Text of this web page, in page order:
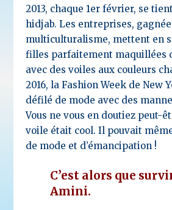
2013, chaque 1er février, se
hidjab. Les entreprises,
multiculturalisme, mettent en
filles parfaitement maquillées
avec des voiles aux couleurs
2016, la Fashion Week de New
défilé de mode avec des
Vous ne vous en doutiez peut-
voile était cool. Il pouvait
de mode et d’émancipation !
C’est alors que
Amini.